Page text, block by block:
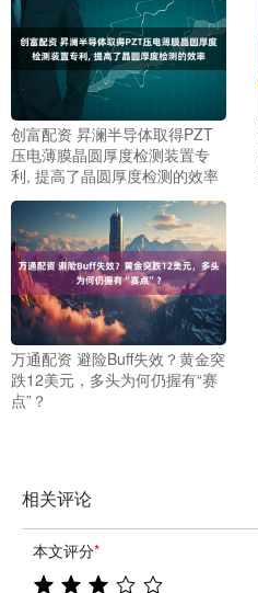
创富配资 昇澜半导体取得PZT
压电薄膜晶圆厚度检测装置专
利, 提高了晶圆厚度检测的效率
万通配资 避险Buff失效？黄金突
跌12美元，多头为何仍握有“赛
点”？
相关评论
本文评分*